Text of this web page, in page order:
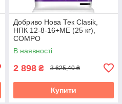
Добриво Нова Тек Clasik,
НПК 12-8-16+МЕ (25 кг),
COMPO
В наявності
2 898 ₴ 3 625,40 ₴
Купити